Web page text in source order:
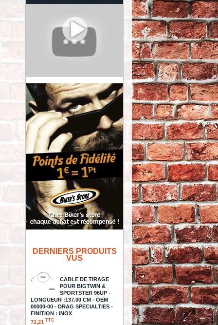
DERNIERS PRODUITS
VUS
CABLE DE TIRAGE
POUR BIGTWIN &
SPORTSTER 96UP -
LONGUEUR :137.00 CM - OEM
00000-00 - DRAG SPECIALTIES -
FINITION : INOX
72,21 TTC